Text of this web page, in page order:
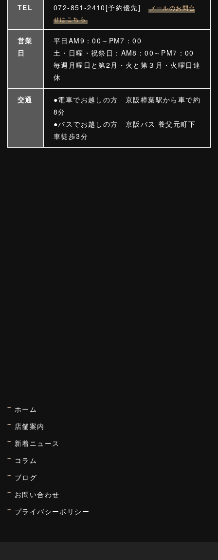
TEL 072-851-2410[予約優先]
メールのお問合
せはこちら
営業
日
平日AM9：00～PM7：00
土・日曜・祝祭日：AM8：00～PM7：00
毎週月曜日と第2月・火と第３月・火曜日連
休
交通
●電車でお越しの方 京阪樟葉駅から車で約
8分
●バスでお越しの方 京阪バス 養父元町下
車徒歩3分
ホーム
店舗案内
新着ニュース
コラム
ブログ
お問い合わせ
プライバシーポリシー